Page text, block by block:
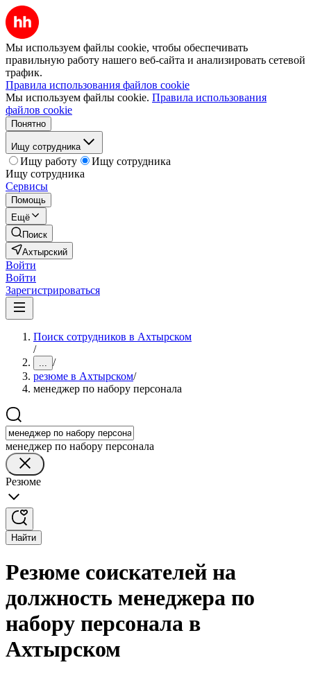
Мы используем файлы cookie, чтобы обеспечивать
правильную работу нашего веб-сайта и анализировать сетевой
трафик.
Правила использования файлов cookie
Мы используем файлы cookie. Правила использования
файлов cookie
Понятно
Ищу сотрудника
Ищу работу
Ищу сотрудника
Ищу сотрудника
Сервисы
Помощь
Ещё
Поиск
Ахтырский
Войти
Войти
Зарегистрироваться
Поиск сотрудников в Ахтырском
/
... /
резюме в Ахтырском/
менеджер по набору персонала
менеджер по набору персонала
Резюме
Найти
Резюме соискателей на
должность менеджера по
набору персонала в
Ахтырском